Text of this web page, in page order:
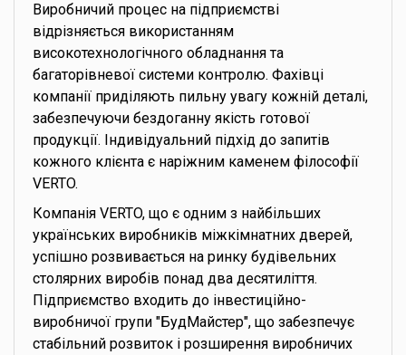
Виробничий процес на підприємстві
відрізняється використанням
високотехнологічного обладнання та
багаторівневої системи контролю. Фахівці
компанії приділяють пильну увагу кожній деталі,
забезпечуючи бездоганну якість готової
продукції. Індивідуальний підхід до запитів
кожного клієнта є наріжним каменем філософії
VERTO.
Компанія VERTO, що є одним з найбільших
українських виробників міжкімнатних дверей,
успішно розвивається на ринку будівельних
столярних виробів понад два десятиліття.
Підприємство входить до інвестиційно-
виробничої групи "БудМайстер", що забезпечує
стабільний розвиток і розширення виробничих